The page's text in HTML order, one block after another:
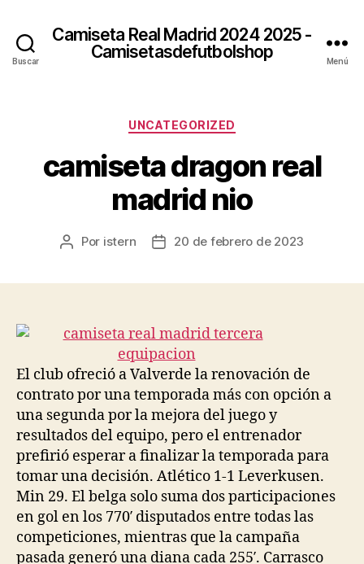
Buscar
Camiseta Real Madrid 2024 2025 -
Camisetasdefutbolshop
Menú
Categorías
UNCATEGORIZED
camiseta dragon real
madrid nio
Autor
Por istern
Fecha20 de febrero de 2023
El club ofreció a Valverde la renovación de
contrato por una temporada más con opción a
una segunda por la mejora del juego y
resultados del equipo, pero el entrenador
prefirió esperar a finalizar la temporada para
tomar una decisión. Atlético 1-1 Leverkusen.
Min 29. El belga solo suma dos participaciones
en gol en los 770′ disputados entre todas las
competiciones, mientras que la campaña
pasada generó una diana cada 255′. Carrasco